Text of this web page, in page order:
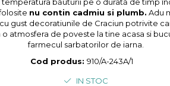
nu contin cadmiu si plumb. Adu
gust decoratiunile de Craciun potrivite
o atmosfera de poveste la tine acasa si
farmecul sarbatorilor de iarna.
Cod produs:910/A-243A/1
IN STOC